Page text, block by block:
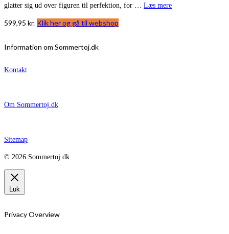
glatter sig ud over figuren til perfektion, for … Læs mere
599,95 kr. Klik her og gå til webshop
Information om Sommertoj.dk
Kontakt
Om Sommertoj.dk
Sitemap
© 2026 Sommertoj.dk
Luk
Privacy Overview